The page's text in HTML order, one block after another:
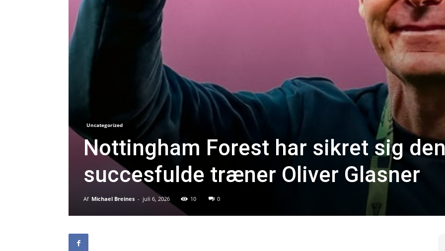
Uncategorized
Nottingham Forest har sikret sig
succesfulde træner Oliver Glasner
Af Michael Breines - juli 6, 2026 10 0